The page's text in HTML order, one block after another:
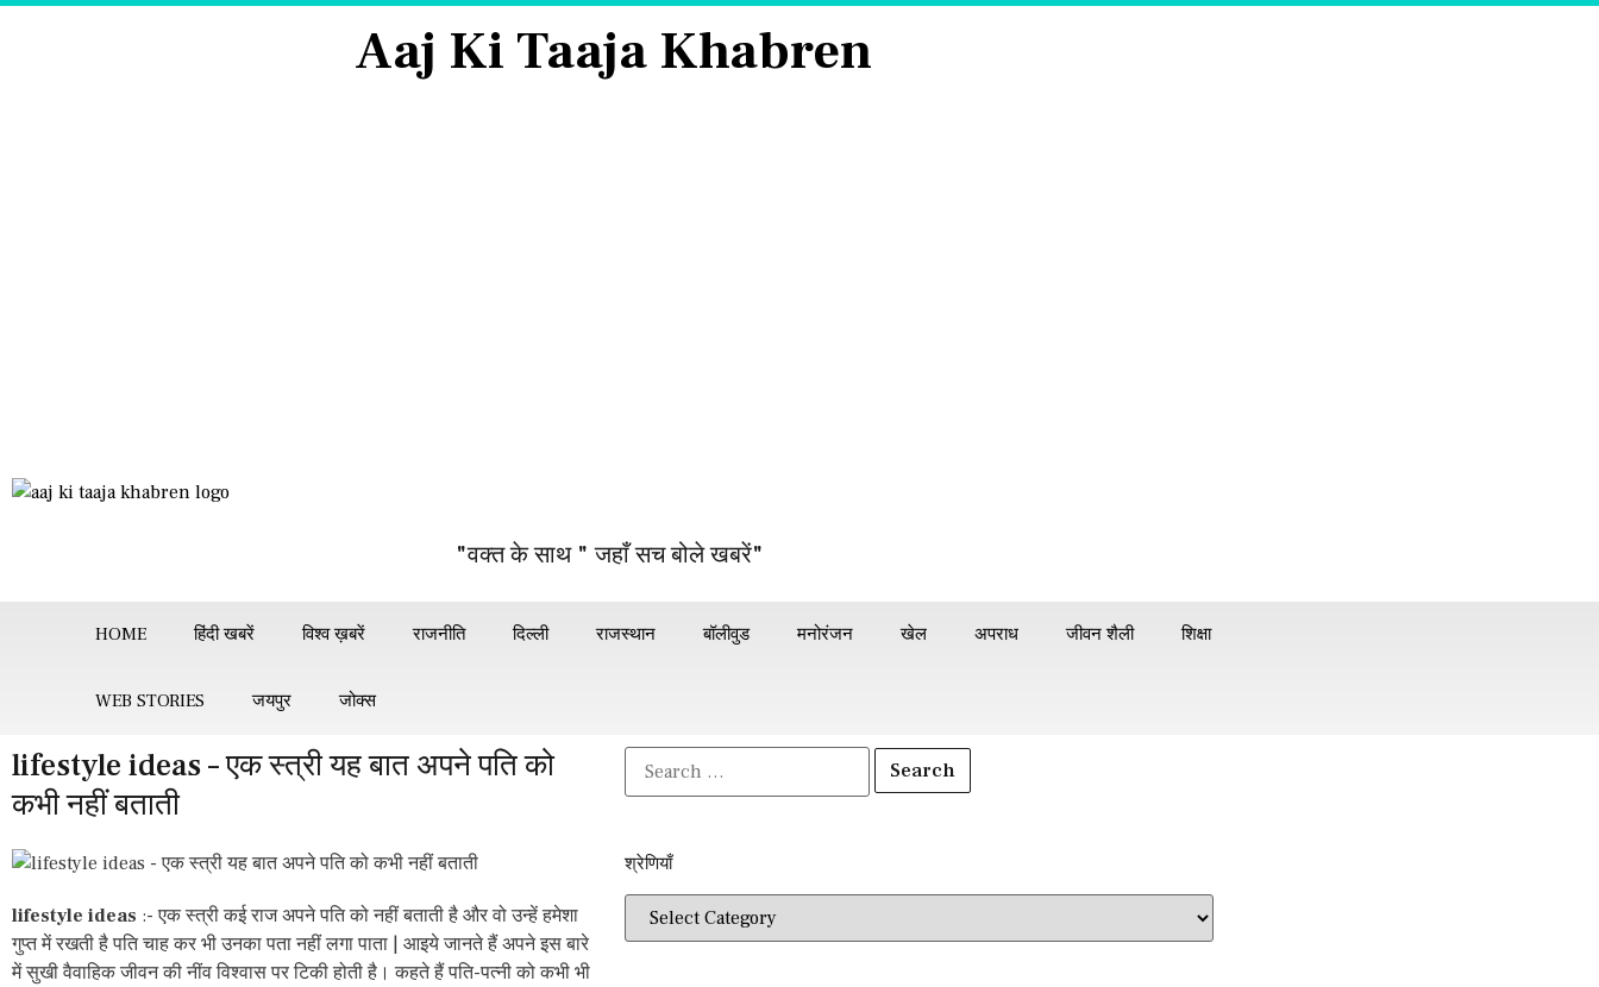
Aaj Ki Taaja Khabren
"वक्त के साथ " जहाँ सच बोले खबरें"
HOME हिंदी खबरें विश्व ख़बरें राजनीति दिल्ली राजस्थान बॉलीवुड मनोरंजन खेल अपराध जीवन शैली शिक्षा
WEB STORIES जयपुर जोक्स
lifestyle ideas – एक स्त्री यह बात अपने पति को
कभी नहीं बताती
lifestyle ideas :- एक स्त्री कई राज अपने पति को नहीं बताती है और वो उन्हें हमेशा
गुप्त में रखती है पति चाह कर भी उनका पता नहीं लगा पाता | आइये जानते हैं अपने इस बारे
में सुखी वैवाहिक जीवन की नींव विश्वास पर टिकी होती है। कहते हैं पति-पत्नी को कभी भी
श्रेणियाँ​​